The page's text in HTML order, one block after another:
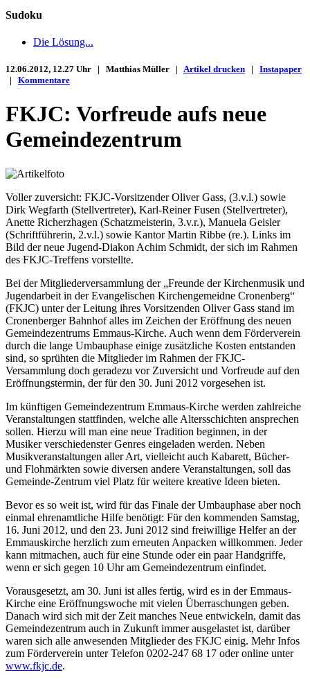
Sudoku
Die Lösung...
12.06.2012, 12.27 Uhr | Matthias Müller | Artikel drucken | Instapaper
| Kommentare
FKJC: Vorfreude aufs neue
Gemeindezentrum
Voller zuversicht: FKJC-Vorsitzender Oliver Gass, (3.v.l.) sowie
Dirk Wegfarth (Stellvertreter), Karl-Reiner Fusen (Stellvertreter),
Anette Richerzhagen (Schatzmeisterin, 3.v.r.), Manuela Geisler
(Schriftführerin, 2.v.l.) sowie Kantor Martin Ribbe (re.). Links im
Bild der neue Jugend-Diakon Achim Schmidt, der sich im Rahmen
des FKJC-Treffens vorstellte.
Bei der Mitgliederversammlung der „Freunde der Kirchenmusik und
Jugendarbeit in der Evangelischen Kirchengemeidne Cronenberg“
(FKJC) unter der Leitung ihres Vorsitzenden Oliver Gass stand im
Cronenberger Bahnhof alles im Zeichen der Eröffnung des neuen
Gemeindezentrums Emmaus-Kirche. Auch wenn dem Förderverein
durch die lange Umbauphase einige zusätzliche Kosten entstanden
sind, so sprühten die Mitglieder im Rahmen der FKJC-
Versammlung doch geradezu vor Zuversicht und Vorfreude auf den
Eröffnungstermin, der für den 30. Juni 2012 vorgesehen ist.
Im künftigen Gemeindezentrum Emmaus-Kirche werden zahlreiche
Veranstaltungen stattfinden, welche alle Altersschichten ansprechen
sollen. Hierzu will man eine neue Tradition beginnen, in der
Musiker verschiedenster Genres eingeladen werden. Neben
Musikveranstaltungen aller Art, vielleicht auch Kabarett, Bücher-
und Flohmärkten sowie diversen andere Veranstaltungen, soll das
Gemeinde-Zentrum viel Platz für weitere kreative Ideen bieten.
Bevor es so weit ist, wird für das Finale der Umbauphase aber noch
einmal ehrenamtliche Hilfe benötigt: Für den kommenden Samstag,
16. Juni 2012, und den 23. Juni 2012 sind freiwillige Helfer an der
Emmauskirche herzlich zum erneuten Anpacken willkommen. Jeder
kann mitmachen, auch für eine Stunde oder ein paar Handgriffe,
wenn er sich gegen 10 Uhr am Gemeindezentrum einfindet.
Vorausgesetzt, am 30. Juni ist alles fertig, wird es in der Emmaus-
Kirche eine Eröffnungswoche mit vielen Überraschungen geben.
Danach wird sich mit der Zeit manches Neue entwickeln, damit das
Gemeindezentrum auch in Zukunft immer ausgelastet ist, darüber
waren sich alle anwesenden Mitglieder des FKJC einig. Mehr Infos
zum Förderverein unter Telefon 0202-247 68 17 oder online unter
www.fkjc.de.